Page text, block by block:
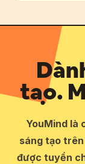
tạo.
YouMind là
sáng tạo
được tuyển